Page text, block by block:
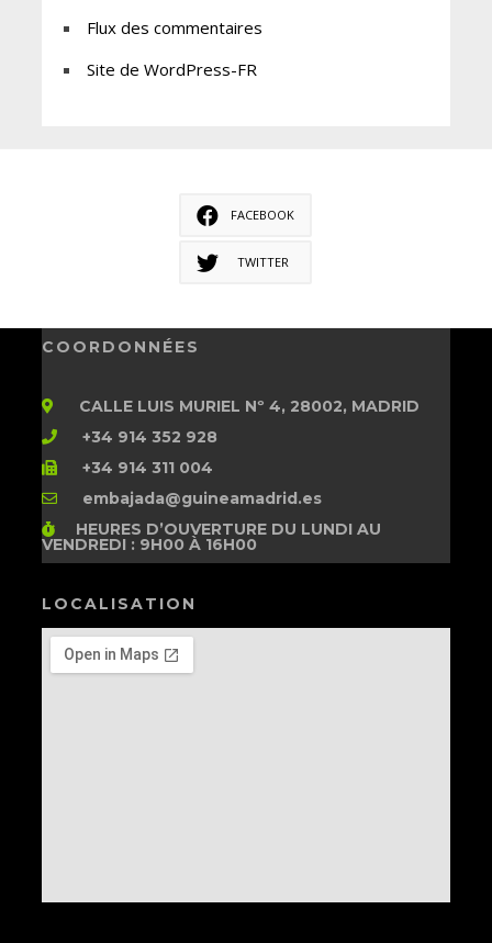
Flux des commentaires
Site de WordPress-FR
FACEBOOK
TWITTER
COORDONNÉES
CALLE LUIS MURIEL Nº 4, 28002, MADRID
+34 914 352 928
+34 914 311 004
embajada@guineamadrid.es
HEURES D’OUVERTUREDU LUNDI AU
VENDREDI : 9H00 À 16H00
LOCALISATION